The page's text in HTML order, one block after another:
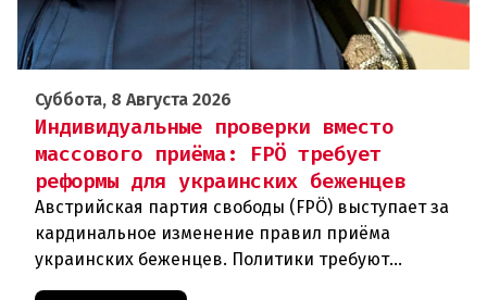
Суббота, 8 Августа 2026
Индивидуальные проверки вместо
массового приёма: FPÖ требует
реформы для украинских беженцев
Австрийская партия свободы (FPÖ) выступает за
кардинальное изменение правил приёма
украинских беженцев. Политики требуют
отменить автоматическое предоставление